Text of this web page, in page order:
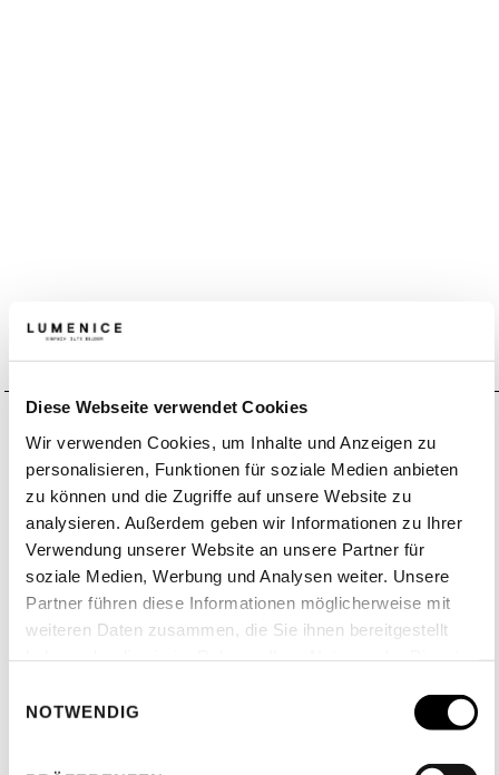
Diese Webseite verwendet Cookies
Wir verwenden Cookies, um Inhalte und Anzeigen zu
personalisieren, Funktionen für soziale Medien anbieten
zu können und die Zugriffe auf unsere Website zu
analysieren. Außerdem geben wir Informationen zu Ihrer
Verwendung unserer Website an unsere Partner für
soziale Medien, Werbung und Analysen weiter. Unsere
Partner führen diese Informationen möglicherweise mit
weiteren Daten zusammen, die Sie ihnen bereitgestellt
NOTWENDIG